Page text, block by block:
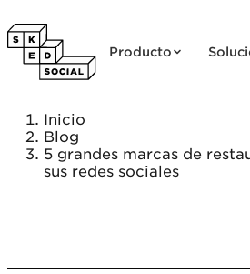
Producto
Inicio
Blog
5 grandes marcas de
sus redes sociales